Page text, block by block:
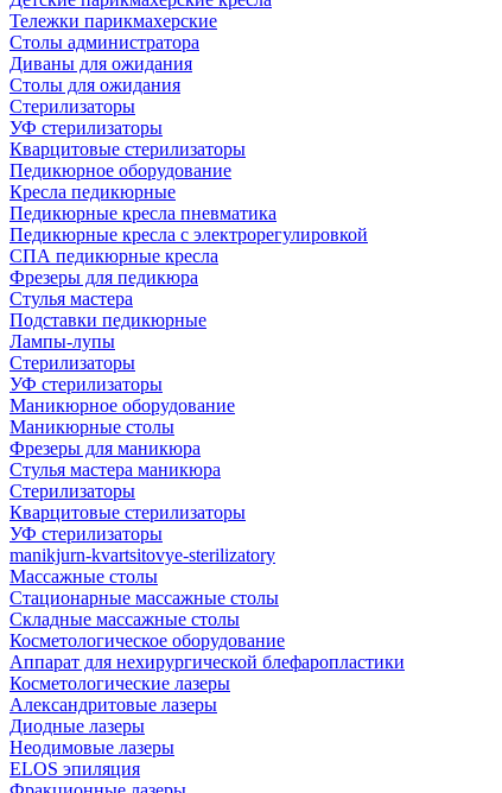
Тележки парикмахерские
Столы администратора
Диваны для ожидания
Столы для ожидания
Стерилизаторы
УФ стерилизаторы
Кварцитовые стерилизаторы
Педикюрное оборудование
Кресла педикюрные
Педикюрные кресла пневматика
Педикюрные кресла с электрорегулировкой
СПА педикюрные кресла
Фрезеры для педикюра
Стулья мастера
Подставки педикюрные
Лампы-лупы
Стерилизаторы
УФ стерилизаторы
Маникюрное оборудование
Маникюрные столы
Фрезеры для маникюра
Стулья мастера маникюра
Стерилизаторы
Кварцитовые стерилизаторы
УФ стерилизаторы
manikjurn-kvartsitovye-sterilizatory
Массажные столы
Стационарные массажные столы
Складные массажные столы
Косметологическое оборудование
Аппарат для нехирургической блефаропластики
Косметологические лазеры
Александритовые лазеры
Диодные лазеры
Неодимовые лазеры
ELOS эпиляция